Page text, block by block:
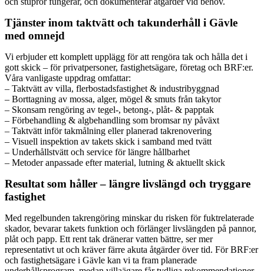
Tjänster inom taktvätt och takunderhåll i Gävle
med omnejd
Vi erbjuder ett komplett upplägg för att rengöra tak och hålla det i
gott skick – för privatpersoner, fastighetsägare, företag och BRF:er.
Våra vanligaste uppdrag omfattar:
– Taktvätt av villa, flerbostadsfastighet & industribyggnad
– Borttagning av mossa, alger, mögel & smuts från takytor
– Skonsam rengöring av tegel-, betong-, plåt- & papptak
– Förbehandling & algbehandling som bromsar ny påväxt
– Taktvätt inför takmålning eller planerad takrenovering
– Visuell inspektion av takets skick i samband med tvätt
– Underhållstvätt och service för längre hållbarhet
– Metoder anpassade efter material, lutning & aktuellt skick
Resultat som håller – längre livslängd och tryggare
fastighet
Med regelbunden takrengöring minskar du risken för fuktrelaterade
skador, bevarar takets funktion och förlänger livslängden på pannor,
plåt och papp. Ett rent tak dränerar vatten bättre, ser mer
representativt ut och kräver färre akuta åtgärder över tid. För BRF:er
och fastighetsägare i Gävle kan vi ta fram planerade